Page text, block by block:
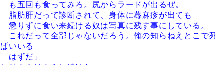
も五回も食ってみろ。尻からラードが出るぜ。
脂肪肝だって診断されて、身体に蕁麻疹が出ても
懲りずに食い来続ける奴は写真に残す事にしている。
これだって全部じゃないだろう。俺の知らねえとこで
ぱいいる
はずだ」